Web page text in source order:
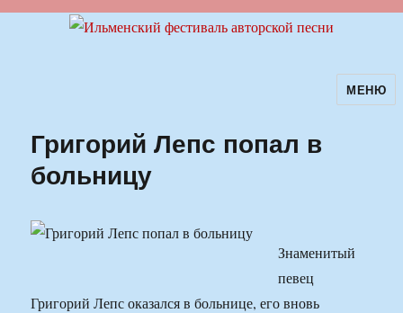
Ильменский фестиваль авторскойМЕНЮ
Григорий Лепс попал в
больницу
Знаменитый
певец
Григорий Лепс оказался в больнице, его вновь